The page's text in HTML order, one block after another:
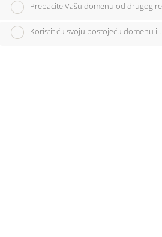
Prebacite Vašu domenu od drugog
Koristit ću svoju postojeću domenu i